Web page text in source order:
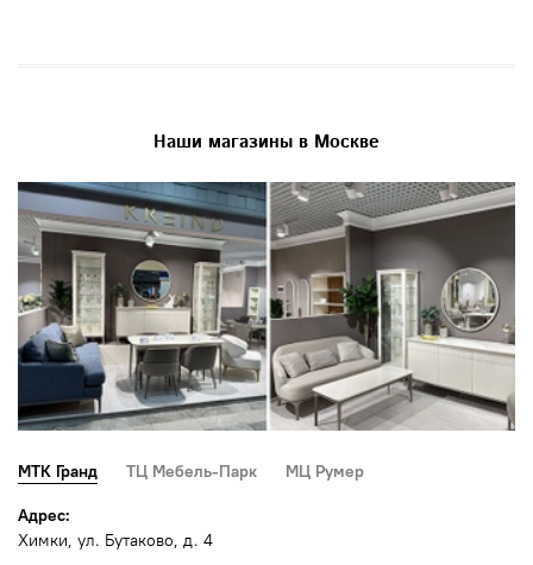
Наши магазины в Москве
МТК Гранд ТЦ Мебель-Парк МЦ Румер
Адрес:
Химки, ул. Бутаково, д. 4